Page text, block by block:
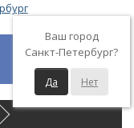
Ваш город
Санкт-Петербург?
Да Нет